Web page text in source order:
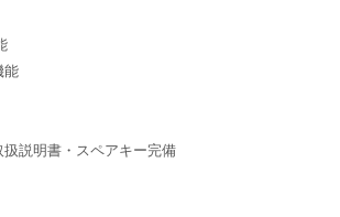
能
説明書・スペアキー完備